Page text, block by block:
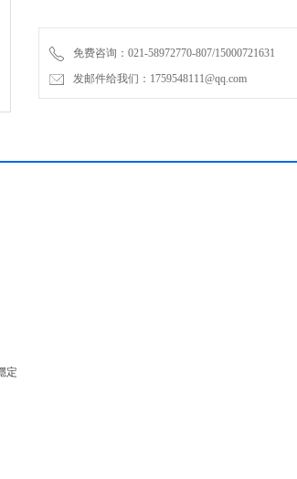
免费咨询：021-58972770-807/15000721631
发邮件给我们：1759548111@qq.com
定